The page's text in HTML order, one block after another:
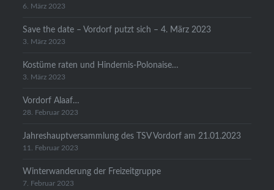
6. März 2023
Save the date – Vordorf putzt sich – 4. März 2023
3. März 2023
Kostüme raten und Hindernis-Polonaise…
3. März 2023
Vordorf Alaaf…
28. Februar 2023
Jahreshauptversammlung des TSV Vordorf am 21.01.2023
11. Februar 2023
Winterwanderung der Freizeitgruppe
7. Februar 2023